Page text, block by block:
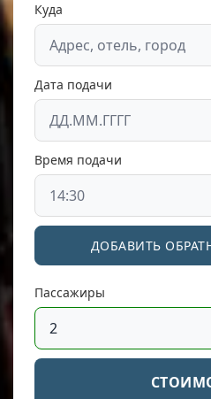
Куда
Дата подачи
Время подачи
ДОБАВИТЬ
Пассажиры